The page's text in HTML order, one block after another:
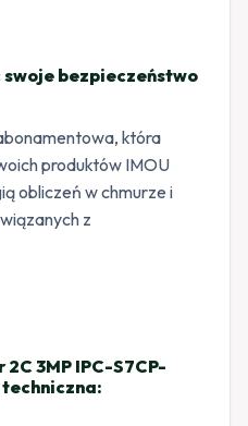
swoje bezpieczeństwo
która
produktów IMOU
obliczeń w chmurze i
z
3MP IPC-S7CP-